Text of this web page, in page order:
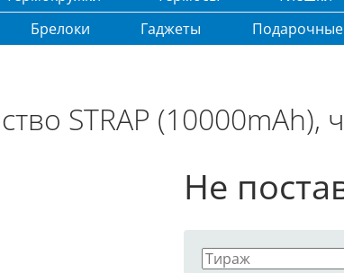
Брелоки Гаджеты
STRAP (10000mAh),
Не